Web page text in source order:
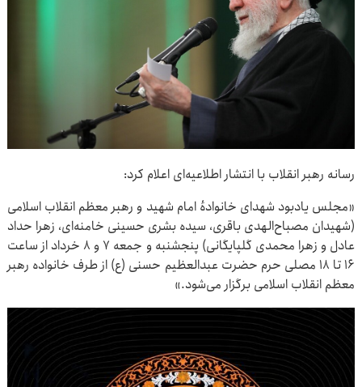
رسانه رهبر انقلاب با انتشار اطلاعیه‌ای اعلام کرد:
«مجلس یادبود شهدای خانوادهٔ امام شهید و رهبر معظم انقلاب اسلامی
(شهیدان مصباح‌الهدی باقری، سیده بشری حسینی خامنه‌ای، زهرا حداد
عادل و زهرا محمدی گلپایگانی) پنجشنبه و جمعه ۷ و ۸ خرداد از ساعت
۱۶ تا ۱۸ مصلی حرم حضرت عبدالعظیم حسنی (ع) از طرف خانواده رهبر
معظم انقلاب اسلامی برگزار می‌شود.»